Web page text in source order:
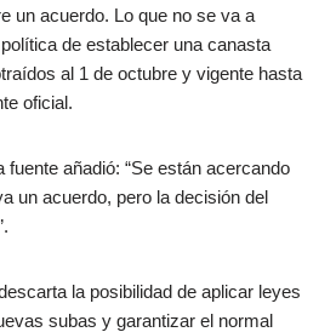
un acuerdo. Lo que no se va a
de establecer una canasta
al 1 de octubre y vigente hasta
oficial.
añadió: “Se están acercando
un acuerdo, pero la decisión del
la posibilidad de aplicar leyes
subas y garantizar el normal